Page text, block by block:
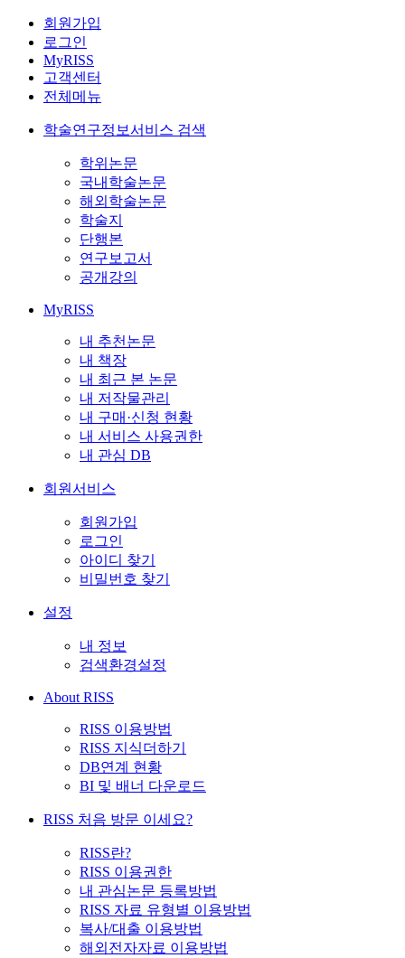
회원가입
로그인
MyRISS
고객센터
전체메뉴
학술연구정보서비스 검색
학위논문
국내학술논문
해외학술논문
학술지
단행본
연구보고서
공개강의
MyRISS
내 추천논문
내 책장
내 최근 본 논문
내 저작물관리
내 구매·신청 현황
내 서비스 사용권한
내 관심 DB
회원서비스
회원가입
로그인
아이디 찾기
비밀번호 찾기
설정
내 정보
검색환경설정
About RISS
RISS 이용방법
RISS 지식더하기
DB연계 현황
BI 및 배너 다운로드
RISS 처음 방문 이세요?
RISS란?
RISS 이용권한
내 관심논문 등록방법
RISS 자료 유형별 이용방법
복사/대출 이용방법
해외전자자료 이용방법